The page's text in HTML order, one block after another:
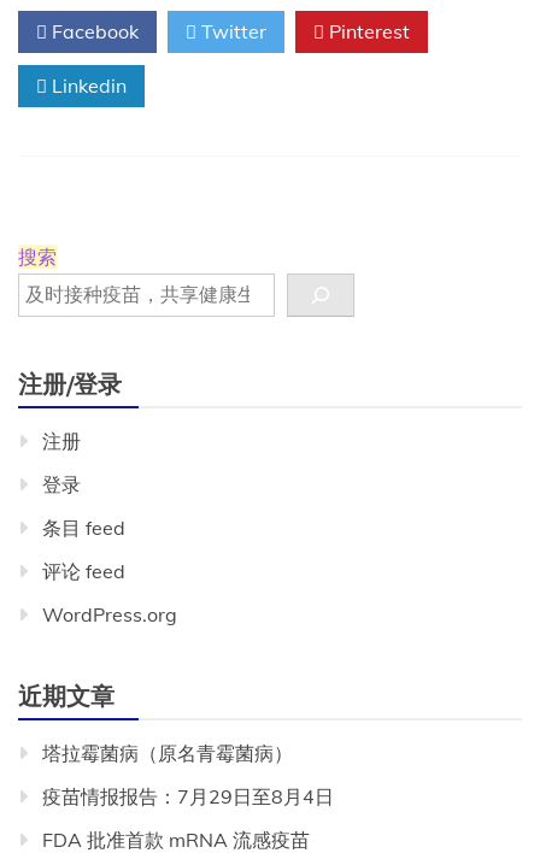
病
期
间
Facebook Twitter Pinterest
Linkedin
搜索
注册/登录
注册
登录
条目 feed
评论 feed
WordPress.org
近期文章
塔拉霉菌病（原名青霉菌病）
疫苗情报报告：7月29日至8月4日
FDA 批准首款 mRNA 流感疫苗